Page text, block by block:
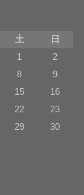
土
日
1
2
8
9
15
16
22
23
29
30